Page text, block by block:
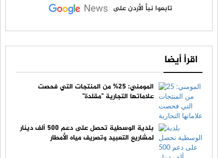
تابعوا نبأ الأردن على
اقرأ أيضا
المومني: 25% من المنتجات التي فحصت
علاماتها التجارية "مقلدة"
بلدية الوسطية تحصل على دعم 500 ألف دينار
لمشاريع التعبيد وتصريف مياه الأمطار